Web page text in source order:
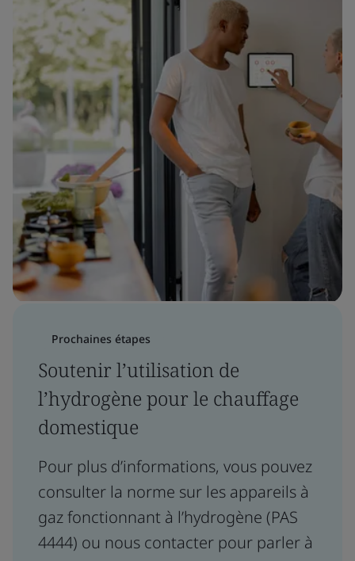
Prochaines étapes
Soutenir l’utilisation de
l’hydrogène pour le chauffage
domestique
Pour plus d’informations, vous pouvez
consulter la norme sur les appareils à
gaz fonctionnant à l’hydrogène (PAS
4444) ou nous contacter pour parler à